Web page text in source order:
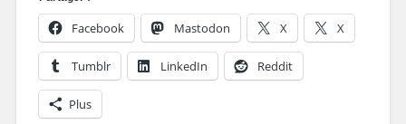
Facebook Mastodon X X
Tumblr LinkedIn Reddit
Plus